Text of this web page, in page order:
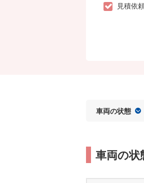
見積依
車両の状態
車両の状